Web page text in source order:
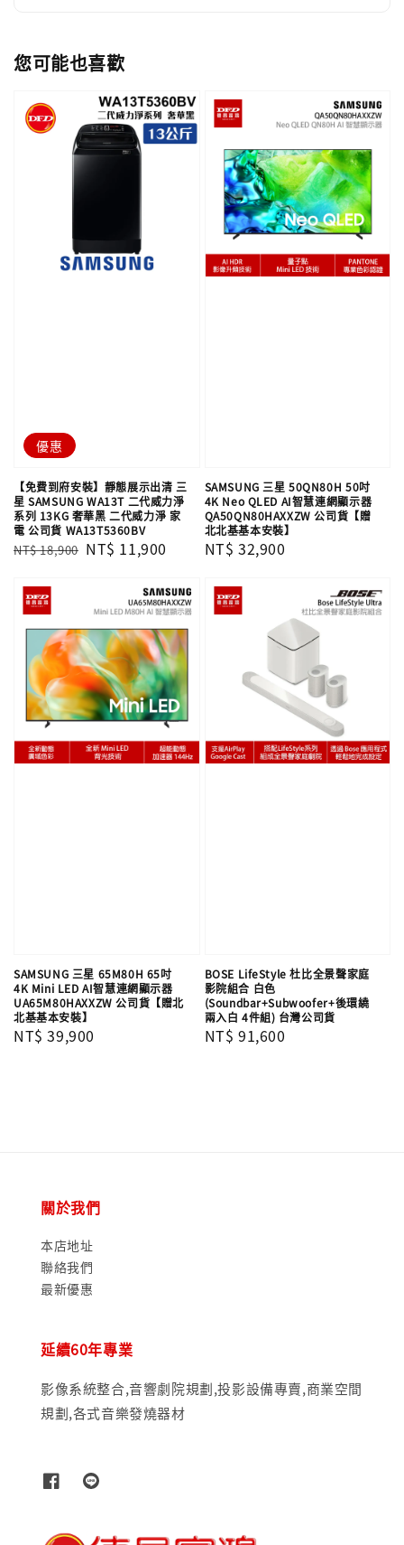
您可能也喜歡
優惠
【免費到府安裝】靜態展示出清 三
星 SAMSUNG WA13T 二代威力淨
系列 13KG 奢華黑 二代威力淨 家
電 公司貨 WA13T5360BV
Regular
NT$ 18,900 Sale
NT$ 11,900
SAMSUNG 三星 50QN80H 50吋
4K Neo QLED AI智慧連網顯示器
QA50QN80HAXXZW 公司貨【贈
北北基基本安裝】
Regular
NT$ 32,900
SAMSUNG 三星 65M80H 65吋
4K Mini LED AI智慧連網顯示器
UA65M80HAXXZW 公司貨【贈北
北基基本安裝】
Regular
NT$ 39,900
BOSE LifeStyle 杜比全景聲家庭
影院組合 白色
(Soundbar+Subwoofer+後環繞
兩入白 4件組) 台灣公司貨
Regular
NT$ 91,600
關於我們
本店地址
聯絡我們
最新優惠
延續60年專業
影像系統整合,音響劇院規劃,投影設備專賣,商業空間
規劃,各式音樂發燒器材